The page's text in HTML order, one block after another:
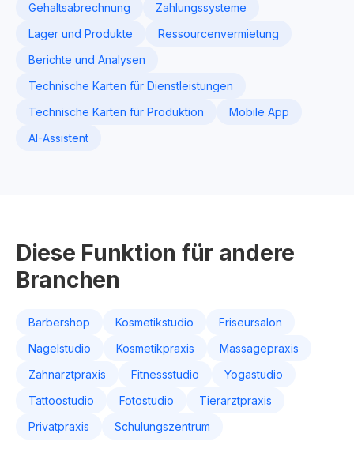
Gehaltsabrechnung
Zahlungssysteme
Lager und Produkte
Ressourcenvermietung
Berichte und Analysen
Technische Karten für Dienstleistungen
Technische Karten für Produktion
Mobile App
AI-Assistent
Diese Funktion für andere
Branchen
Barbershop Kosmetikstudio
Friseursalon
Nagelstudio
Kosmetikpraxis
Massagepraxis
Zahnarztpraxis
Fitnessstudio
Yogastudio
Tattoostudio
Fotostudio
Tierarztpraxis
Privatpraxis
Schulungszentrum